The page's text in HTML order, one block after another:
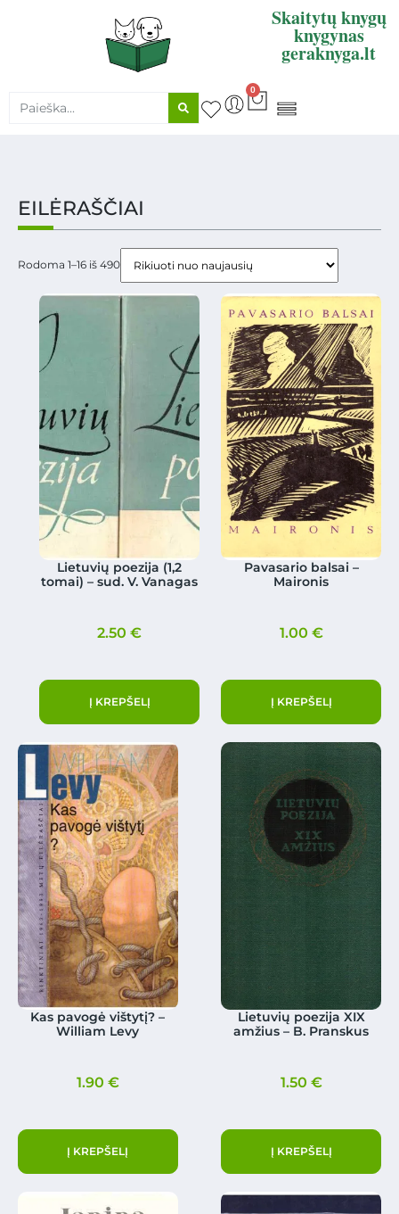
Skaitytų knygų
knygynas
geraknyga.lt
0
EILĖRAŠČIAI
Rodoma 1–16 iš 490
Lietuvių poezija (1,2
tomai) – sud. V. Vanagas
2.50€
Į KREPŠELĮ
Pavasario balsai –
Maironis
1.00 €
Į KREPŠELĮ
Kas pavogė vištytį? –
William Levy
1.90 €
Į KREPŠELĮ
Lietuvių poezija XIX
amžius – B. Pranskus
1.50 €
Į KREPŠELĮ